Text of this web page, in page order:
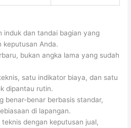
induk dan tandai bagian yang
keputusan Anda.
bukan angka lama yang sudah
satu indikator biaya, dan satu
dipantau rutin.
benar-benar berbasis standar,
di lapangan.
dengan keputusan jual,